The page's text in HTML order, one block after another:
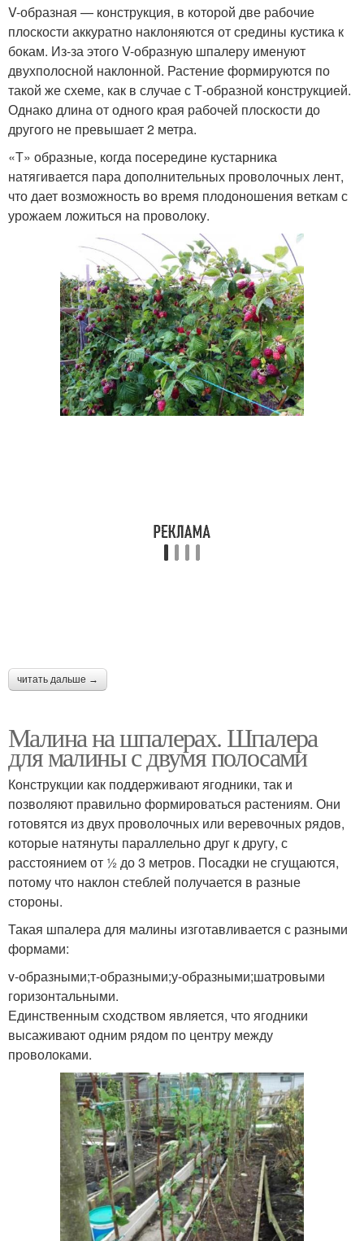
Шпалера для ежевики Классная шпалера
Шпалера для малины-
способ
Шпалера для винограда
Одноплоскостная
шпалера
Шпалера для розы
V-образная — конструкция, в которой две рабочие
плоскости аккуратно наклоняются от средины кустика к
бокам. Из-за этого V-образную шпалеру именуют
двухполосной наклонной. Растение формируются по
такой же схеме, как в случае с Т-образной конструкцией.
Однако длина от одного края рабочей плоскости до
другого не превышает 2 метра.
«Т» образные, когда посередине кустарника
натягивается пара дополнительных проволочных лент,
что дает возможность во время плодоношения веткам с
урожаем ложиться на проволоку.
читать дальше →
Малина на шпалерах. Шпалера
для малины с двумя полосами
Конструкции как поддерживают ягодники, так и
позволяют правильно формироваться растениям. Они
готовятся из двух проволочных или веревочных рядов,
которые натянуты параллельно друг к другу, с
расстоянием от ½ до 3 метров. Посадки не сгущаются,
потому что наклон стеблей получается в разные
стороны.
Такая шпалера для малины изготавливается с разными
формами:
v-образными;т-образными;у-образными;шатровыми
горизонтальными.
Единственным сходством является, что ягодники
высаживают одним рядом по центру между
проволоками.